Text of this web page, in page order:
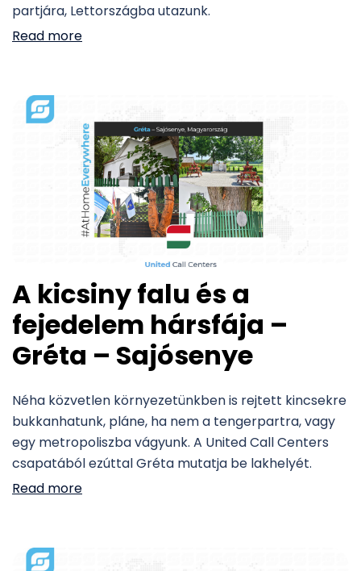
partjára, Lettországba utazunk.
Read more
A kicsiny falu és a
fejedelem hársfája –
Gréta – Sajósenye
Néha közvetlen környezetünkben is rejtett kincsekre
bukkanhatunk, pláne, ha nem a tengerpartra, vagy
egy metropoliszba vágyunk. A United Call Centers
csapatából ezúttal Gréta mutatja be lakhelyét.
Read more